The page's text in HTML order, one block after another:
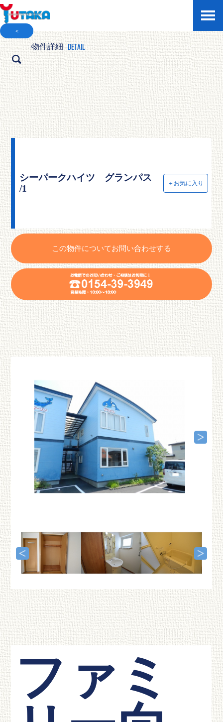
＜
物件詳細 DETAIL
シーパークハイツ グランパス
/1
＋お気に入り
この物件についてお問い合わせする
ファミ